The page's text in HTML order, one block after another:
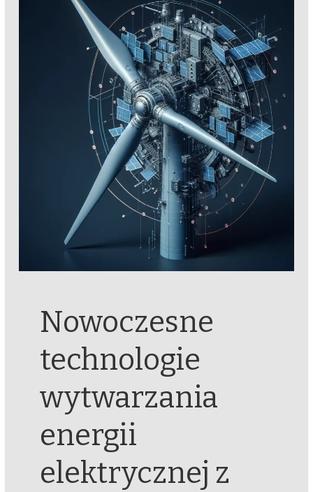
Nowoczesne
technologie
wytwarzania
energii
elektrycznej z